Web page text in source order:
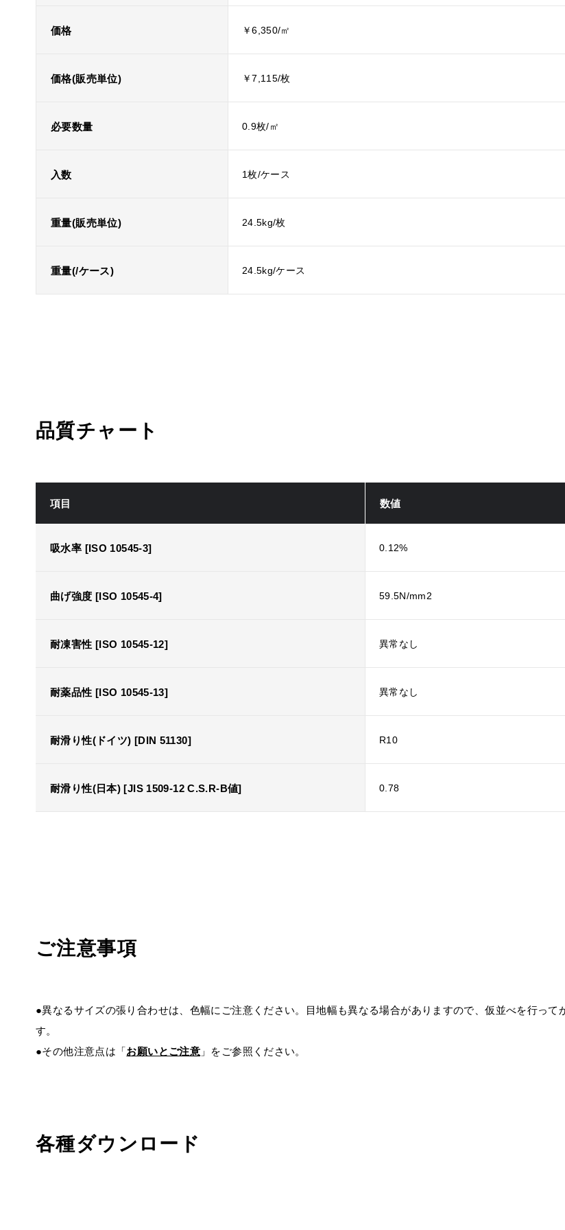
価格 ￥6,350/㎡
価格(販売単位) ￥7,115/枚
必要数量 0.9枚/㎡
入数 1枚/ケース
重量(販売単位) 24.5kg/枚
重量(/ケース) 24.5kg/ケース
品質チャート
項目 数値
吸水率 [ISO 10545-3] 0.12%
曲げ強度 [ISO 10545-4] 59.5N/mm2
耐凍害性 [ISO 10545-12] 異常なし
耐薬品性 [ISO 10545-13] 異常なし
耐滑り性(ドイツ) [DIN 51130] R10
耐滑り性(日本) [JIS 1509-12 C.S.R-B値] 0.78
ご注意事項
●異なるサイズの張り合わせは、色幅にご注意ください。目地幅も異なる場合がありますので、仮並べを行って
す。
●その他注意点は「お願いとご注意 」をご参照ください。
各種ダウンロード